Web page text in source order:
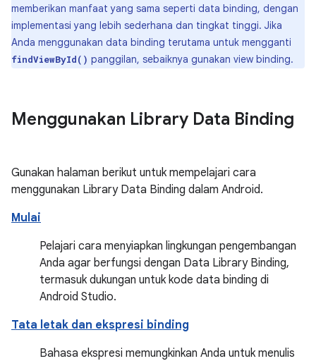
memberikan manfaat yang sama seperti data binding, dengan
implementasi yang lebih sederhana dan tingkat tinggi. Jika
Anda menggunakan data binding terutama untuk mengganti
findViewById() panggilan, sebaiknya gunakan view binding.
Menggunakan Library Data Binding
Gunakan halaman berikut untuk mempelajari cara
menggunakan Library Data Binding dalam Android.
Mulai
Pelajari cara menyiapkan lingkungan pengembangan
Anda agar berfungsi dengan Data Library Binding,
termasuk dukungan untuk kode data binding di
Android Studio.
Tata letak dan ekspresi binding
Bahasa ekspresi memungkinkan Anda untuk menulis